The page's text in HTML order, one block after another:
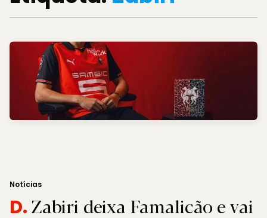
Notícias
D.Zabiri deixa Famalicão e vai